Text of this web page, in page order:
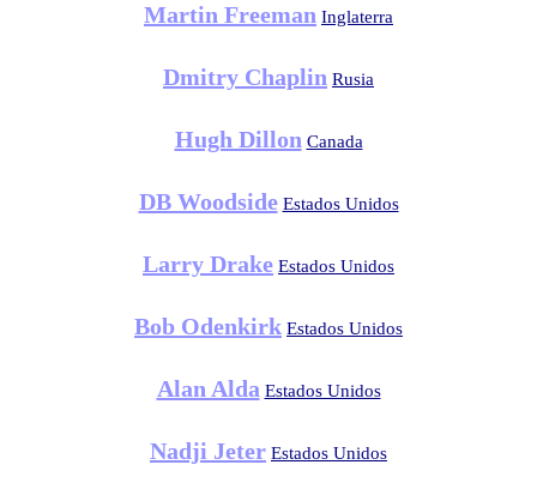
Martin Freeman Inglaterra
Dmitry Chaplin Rusia
Hugh Dillon Canada
DB Woodside Estados Unidos
Larry Drake Estados Unidos
Bob Odenkirk Estados Unidos
Alan Alda Estados Unidos
Nadji Jeter Estados Unidos